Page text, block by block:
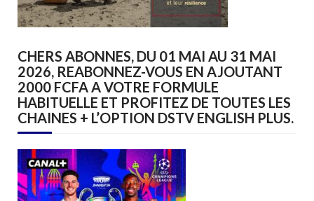
CHERS ABONNES, DU 01 MAI AU 31 MAI
2026, REABONNEZ-VOUS EN AJOUTANT
2000 FCFA A VOTRE FORMULE
HABITUELLE ET PROFITEZ DE TOUTES LES
CHAINES + L’OPTION DSTV ENGLISH PLUS.